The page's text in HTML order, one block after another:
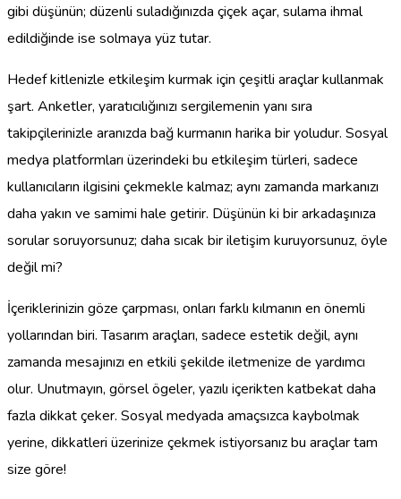
gibi düşünün; düzenli suladığınızda çiçek açar, sulama ihmal
edildiğinde ise solmaya yüz tutar.
Hedef kitlenizle etkileşim kurmak için çeşitli araçlar kullanmak
şart. Anketler, yaratıcılığınızı sergilemenin yanı sıra
takipçilerinizle aranızda bağ kurmanın harika bir yoludur. Sosyal
medya platformları üzerindeki bu etkileşim türleri, sadece
kullanıcıların ilgisini çekmekle kalmaz; aynı zamanda markanızı
daha yakın ve samimi hale getirir. Düşünün ki bir arkadaşınıza
sorular soruyorsunuz; daha sıcak bir iletişim kuruyorsunuz, öyle
değil mi?
İçeriklerinizin göze çarpması, onları farklı kılmanın en önemli
yollarından biri. Tasarım araçları, sadece estetik değil, aynı
zamanda mesajınızı en etkili şekilde iletmenize de yardımcı
olur. Unutmayın, görsel ögeler, yazılı içerikten katbekat daha
fazla dikkat çeker. Sosyal medyada amaçsızca kaybolmak
yerine, dikkatleri üzerinize çekmek istiyorsanız bu araçlar tam
size göre!